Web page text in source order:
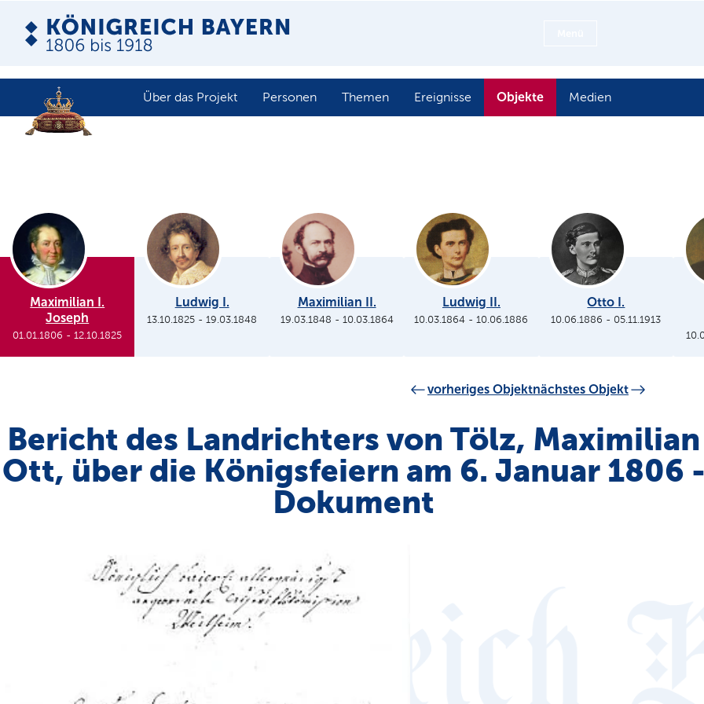
Über das Projekt Personen Themen Ereignisse Objekte Medien
Maximilian I.
Joseph
01.01.1806 -12.10.1825
Ludwig I.
13.10.1825 -19.03.1848
Maximilian II.
19.03.1848 - 10.03.1864
Ludwig II.
10.03.1864 -10.06.1886
Otto I.
10.06.1886 - 05.11.1913
vorheriges Objektnächstes Objekt
Bericht des Landrichters von Tölz, Maximilian
Ott, über die Königsfeiern am 6. Januar 1806
Dokument